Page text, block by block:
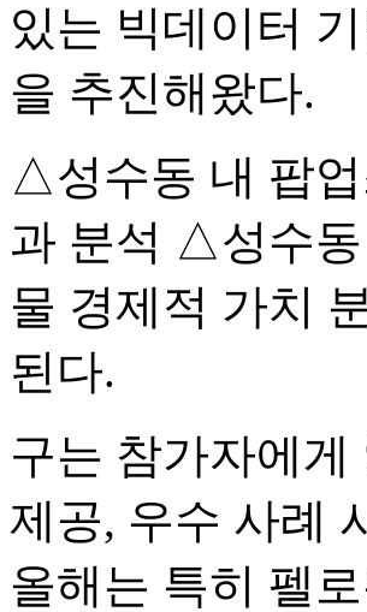
있는 빅데이터
을 추진해왔다.
△성수동 내 팝
과 분석 △성수
물 경제적 가치
된다.
구는 참가자에
제공, 우수 사례
올해는 특히 펠